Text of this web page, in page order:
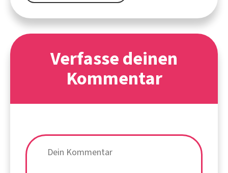
Verfasse deinen
Kommentar